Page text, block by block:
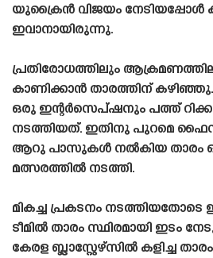
യുക്രൈൻ വിജയം നേടിയപ്പോൾ
ഇവാനായിരുന്നു.
പ്രതിരോധത്തിലും
കാണിക്കാൻ താരത്തിന്
ഒരു ഇന്റർസെപ്‌ഷനും പത്ത്
നടത്തിയത്. ഇതിനു പുറമെ
ആറു പാസുകൾ നൽകിയ താരം
മത്സരത്തിൽ നടത്തി.
മികച്ച പ്രകടനം
ടീമിൽ താരം സ്ഥിരമായി ഇടം
കേരള ബ്ലാസ്റ്റേഴ്‌സിൽ കളിച്ച